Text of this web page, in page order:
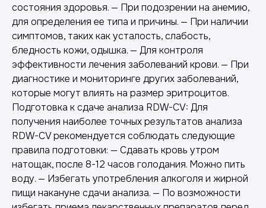
состояния здоровья. — При подозрении на анемию,
для определения ее типа и причины. — При наличии
симптомов, таких как усталость, слабость,
бледность кожи, одышка. — Для контроля
эффективности лечения заболеваний крови. — При
диагностике и мониторинге других заболеваний,
которые могут влиять на размер эритроцитов.
Подготовка к сдаче анализа RDW-CV: Для
получения наиболее точных результатов анализа
RDW-CV рекомендуется соблюдать следующие
правила подготовки: — Сдавать кровь утром
натощак, после 8-12 часов голодания. Можно пить
воду. — Избегать употребления алкоголя и жирной
пищи накануне сдачи анализа. — По возможности